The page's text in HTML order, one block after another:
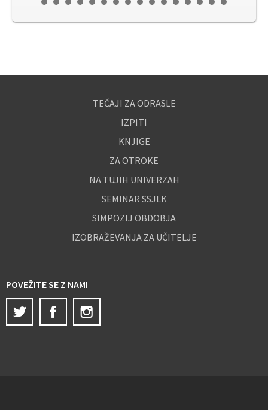
TEČAJI ZA ODRASLE
IZPITI
KNJIGE
ZA OTROKE
NA TUJIH UNIVERZAH
SEMINAR SSJLK
SIMPOZIJ OBDOBJA
IZOBRAŽEVANJA ZA UČITELJE
POVEŽITE SE Z NAMI
Twitter
Facebook